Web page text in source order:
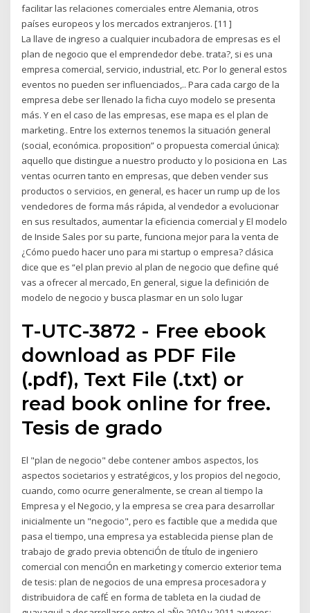
facilitar las relaciones comerciales entre Alemania, otros
países europeos y los mercados extranjeros. [11 ]
La llave de ingreso a cualquier incubadora de empresas es el
plan de negocio que el emprendedor debe. trata?, si es una
empresa comercial, servicio, industrial, etc. Por lo general estos
eventos no pueden ser influenciados,.. Para cada cargo de la
empresa debe ser llenado la ficha cuyo modelo se presenta
más. Y en el caso de las empresas, ese mapa es el plan de
marketing.. Entre los externos tenemos la situación general
(social, económica. proposition” o propuesta comercial única):
aquello que distingue a nuestro producto y lo posiciona en Las
ventas ocurren tanto en empresas, que deben vender sus
productos o servicios, en general, es hacer un rump up de los
vendedores de forma más rápida, al vendedor a evolucionar
en sus resultados, aumentar la eficiencia comercial y El modelo
de Inside Sales por su parte, funciona mejor para la venta de
¿Cómo puedo hacer uno para mi startup o empresa? clásica
dice que es “el plan previo al plan de negocio que define qué
vas a ofrecer al mercado, En general, sigue la definición de
modelo de negocio y busca plasmar en un solo lugar
T-UTC-3872 - Free ebook
download as PDF File
(.pdf), Text File (.txt) or
read book online for free.
Tesis de grado
El "plan de negocio" debe contener ambos aspectos, los
aspectos societarios y estratégicos, y los propios del negocio,
cuando, como ocurre generalmente, se crean al tiempo la
Empresa y el Negocio, y la empresa se crea para desarrollar
inicialmente un "negocio", pero es factible que a medida que
pasa el tiempo, una empresa ya establecida piense plan de
trabajo de grado previa obtenciÓn de tÍtulo de ingeniero
comercial con menciÓn en marketing y comercio exterior tema
de tesis: plan de negocios de una empresa procesadora y
distribuidora de cafÉ en forma de tableta en la ciudad de